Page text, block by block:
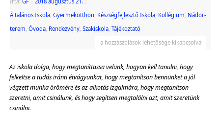
Általános Iskola, Gyermekotthon, Készségfejlesztő Iskola, Kollégium, Nádor-
terem, Óvoda, Rendezvény, Szakiskola, Tájékoztató
a hozzászólások lehetősége kikapcsolva
Az iskola dolga, hogy megtaníttassa velünk, hogyan kell tanulni, hogy
felkeltse a tudás iránti étvágyunkat, hogy megtanítson bennünket a jól
végzett munka örömére és az alkotás izgalmára, hogy megtanítson
szeretni, amit csinálunk, és hogy segítsen megtalálni azt, amit szeretünk
csinálni.